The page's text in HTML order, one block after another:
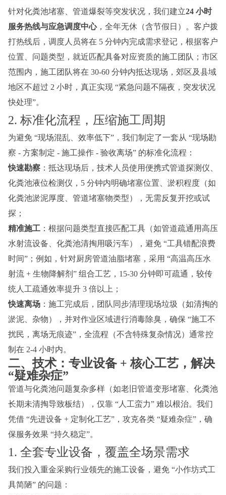
针对化粪池堵塞、管道爆裂等突发状况，我们建立24 小时
服务热线与应急调度中心，全年无休（含节假日）。客户拨
打热线后，调度人员将在 5 分钟内完成需求登记，根据客户
位置、问题类型，就近匹配具备对应资质的施工团队；市区
范围内，施工团队将在 30-60 分钟内抵达现场，郊区及县域
地区不超过 2 小时，真正实现 “紧急问题不隔夜，突发状况
快处理”。
2. 标准化流程，压缩施工周期
为避免 “现场混乱、效率低下”，我们制定了一套从 “现场勘
察 - 方案制定 - 施工操作 - 验收离场” 的标准化流程：
快速勘察 ：抵达现场后，技术人员使用便携式管道探测仪、
化粪池液位检测仪，5 分钟内明确堵塞位置、淤积程度（如
化粪池淤泥厚度、管道堵塞物类型），无需反复开挖或试
探；
精准施工 ：根据问题类型直接匹配工具（如管道疏通用高压
水射流设备、化粪池清掏用吸污车），避免 “工具错配浪费
时间”；例如，针对厨房管道油脂堵塞，采用 “高温高压水
射流 + 生物降解剂” 组合工艺，15-30 分钟即可疏通，较传
统人工疏通效率提升 3 倍以上；
快速离场 ：施工完成后，团队同步清理现场垃圾（如清掏的
淤泥、杂物），并对作业区域进行消毒除臭，确保 “施工不
扰民，离场无痕迹”，全流程（不含特殊复杂情况）通常控
制在 2-4 小时内。
二、技术：专业设备 + 核心工艺，解决
“疑难杂症”
管道与化粪池问题复杂多样（如老旧管道变形堵塞、化粪池
长期未清掏导致板结），仅靠 “人工蛮力” 难以根治。我们
凭借 “先进设备 + 定制化工艺”，攻克各类 “疑难杂症”，确
保服务效果 “持久稳定”。
1. 全套专业设备，覆盖全场景需求
我们投入重金采购行业领先的施工设备，避免 “小作坊式工
具简陋” 的问题：